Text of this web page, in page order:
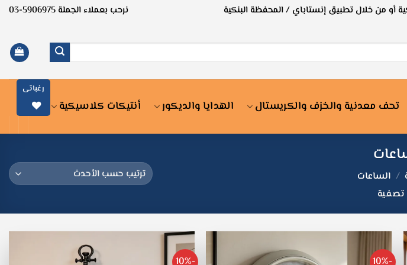
أو من خلال تطبيق إنستاباي / المحفظة البنكية نرحب بعملاء الجملة 5906975-03
تحف معدنية والخزف والكريستال الهدايا والديكور أنتيكات كلاسيكية
رغباتى
/ الساعات
تصفية
-10%
-10%